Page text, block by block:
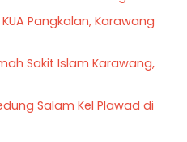
Pangkalan, Karawang
Sakit Islam Karawang,
Salam Kel Plawad di